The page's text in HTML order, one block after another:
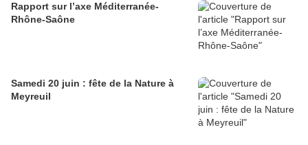
Rapport sur l’axe Méditerranée-
Rhône-Saône
Samedi 20 juin : fête de la Nature à
Meyreuil